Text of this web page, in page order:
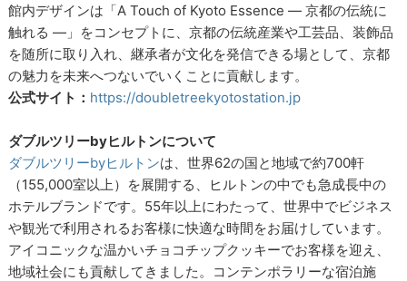
館内デザインは「A Touch of Kyoto Essence ― 京都の伝統に
触れる ―」をコンセプトに、京都の伝統産業や工芸品、装飾品
を随所に取り入れ、継承者が文化を発信できる場として、京都
の魅力を未来へつないでいくことに貢献します。
公式サイト： https://doubletreekyotostation.jp
ダブルツリーbyヒルトンについて
ダブルツリーbyヒルトンは、世界62の国と地域で約700軒
（155,000室以上）を展開する、ヒルトンの中でも急成長中の
ホテルブランドです。55年以上にわたって、世界中でビジネス
や観光で利用されるお客様に快適な時間をお届けしています。
アイコニックな温かいチョコチップクッキーでお客様を迎え、
地域社会にも貢献してきました。コンテンポラリーな宿泊施